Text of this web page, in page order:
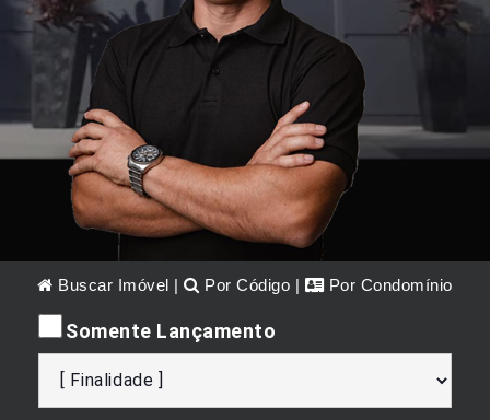
Buscar Imóvel | Por Código | Por Condomínio
Somente Lançamento